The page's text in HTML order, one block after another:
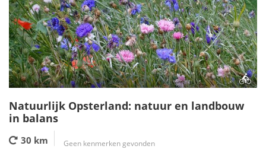
Natuurlijk Opsterland: natuur en landbouw
in balans
30 km Geen kenmerken gevonden